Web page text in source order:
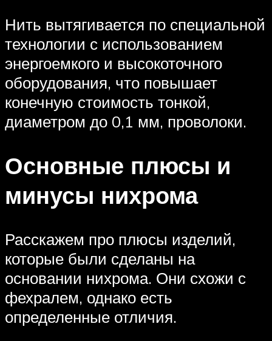
Нить вытягивается по специальной
технологии с использованием
энергоемкого и высокоточного
оборудования, что повышает
конечную стоимость тонкой,
диаметром до 0,1 мм, проволоки.
Основные плюсы и
минусы нихрома
Расскажем про плюсы изделий,
которые были сделаны на
основании нихрома. Они схожи с
фехралем, однако есть
определенные отличия.